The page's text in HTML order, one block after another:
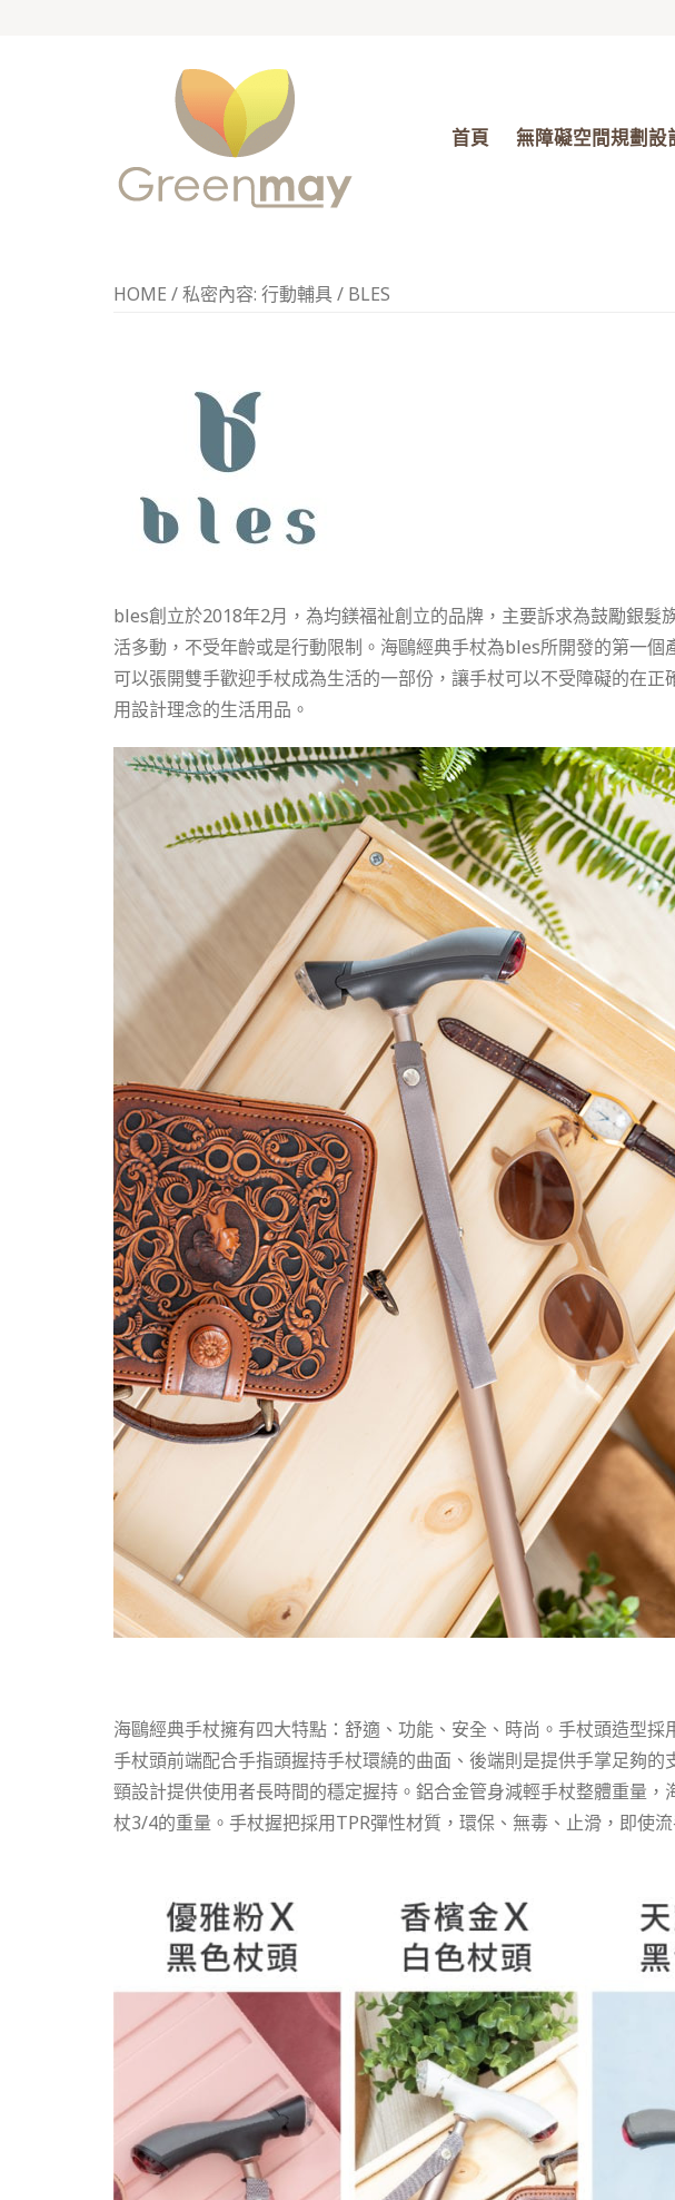
首頁 無障礙空間規劃設
HOME /私密內容: 行動輔具/ BLES
bles創立於2018年2月，為均鎂福祉創立的品牌， 主要訴求為鼓勵銀髮
活多動，不受年齡或是行動限制。 海鷗經典手杖為bles所開發的第一個
可以張開雙手歡迎手杖成為生活的一部份， 讓手杖可以不受障礙的在正
用設計理念的生活用品。
海鷗經典手杖擁有四大特點：舒適、功能、安全、時尚。手杖頭造型
手杖頭前端配合手指頭握持手杖環繞的曲面、後端則是提供手掌足夠
頸設計提供使用者長時間的穩定握持。鋁合金管身減輕手杖整體重量
杖3/4的重量。手杖握把採用TPR彈性材質，環保、無毒、止滑，即使